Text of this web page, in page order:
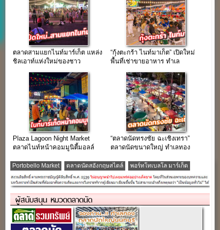
ตลาดสามแยกไนท์มาร์เก็ต แหล่ง
ชิลเอาท์แห่งใหม่ของชาว
“กุ้งตะกร้า ไนท์มาเก็ต” เปิดใหม่
พื้นที่เช่าขายอาหาร ทำเล
Plaza Lagoon Night Market
ตลาดไนท์หน้าคอมมูนิตี้มอลล์
“ตลาดนัดทรงชัย ฉะเชิงเทรา”
ตลาดนัดขนาดใหญ่ ทำเลทอง
Portobello Market ตลาดนัดสอังกฤษสไตล์ พอร์ทโทเบลโล มาร์เก็ต
ผู้สนับสนุน หมวดตลาดนัด